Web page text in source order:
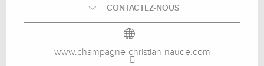
CONTACTEZ-NOUS
www.champagne-christian-naude.com